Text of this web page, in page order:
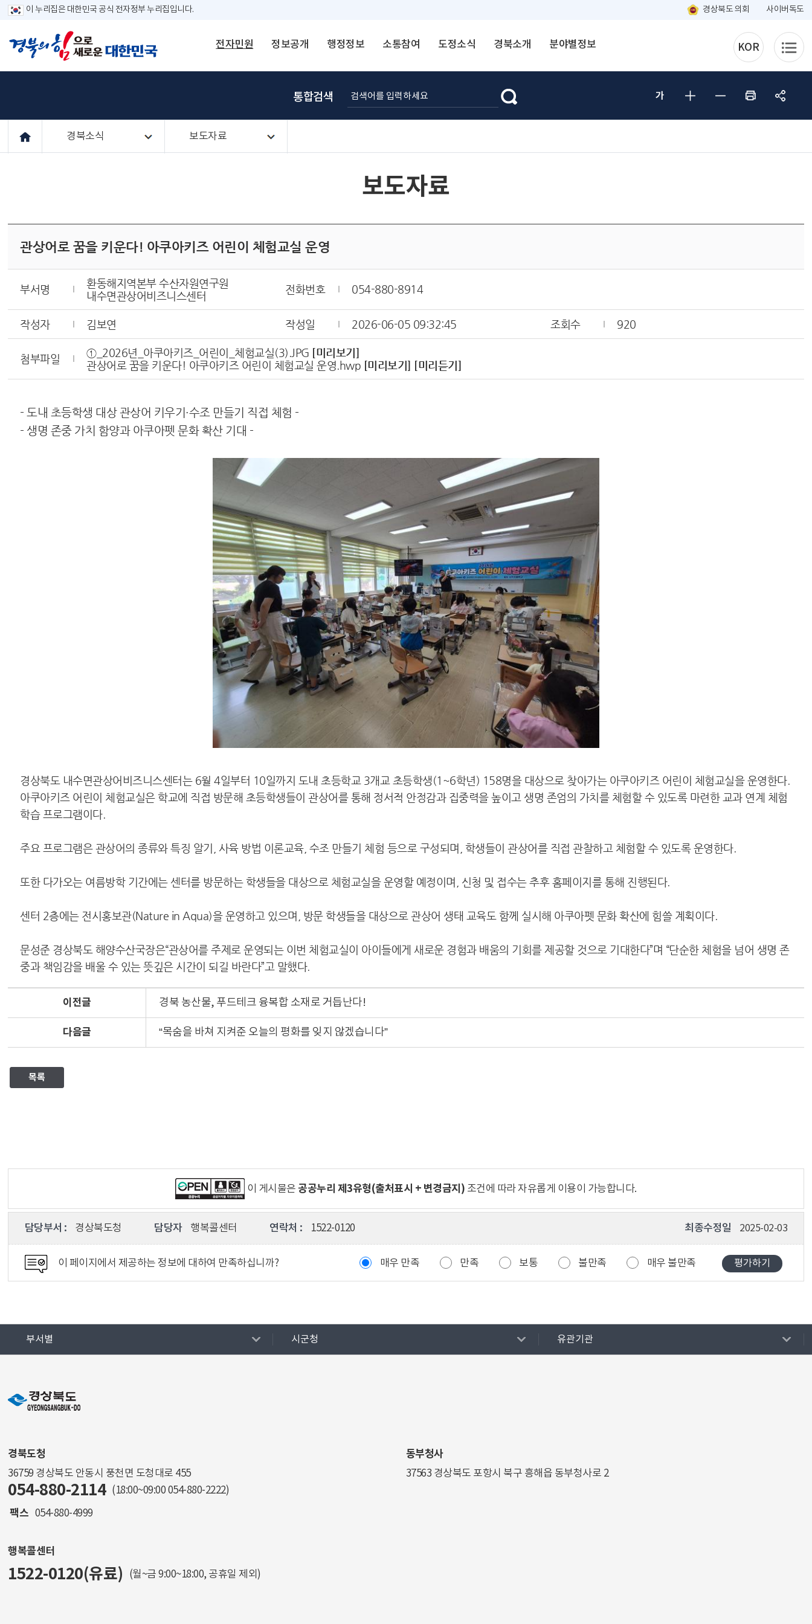
이 누리집은 대한민국 공식 전자정부 누리집입니다. 경상북도 의회 사이버독도
전자민원 정보공개 행정정보 소통참여 도정소식 경북소개 분야별정보 KOR
통합검색
경북소식 보도자료
보도자료
관상어로 꿈을 키운다! 아쿠아키즈 어린이 체험교실 운영
부서명
환동해지역본부 수산자원연구원
내수면관상어비즈니스센터
전화번호 054-880-8914
작성자 김보연 작성일 2026-06-05 09:32:45 조회수 920
첨부파일 ①_2026년_아쿠아키즈_어린이_체험교실(3).JPG [미리보기]
관상어로 꿈을 키운다! 아쿠아키즈 어린이 체험교실 운영.hwp [미리보기] [미리듣기]
- 도내 초등학생 대상 관상어 키우기·수조 만들기 직접 체험 -
- 생명 존중 가치 함양과 아쿠아펫 문화 확산 기대 -
경상북도 내수면관상어비즈니스센터는 6월 4일부터 10일까지 도내 초등학교 3개교 초등학생(1~6학년) 158명을 대상으로 찾아가는 아쿠아키즈 어린이 체험교실을 운영한다.
아쿠아키즈 어린이 체험교실은 학교에 직접 방문해 초등학생들이 관상어를 통해 정서적 안정감과 집중력을 높이고 생명 존엄의 가치를 체험할 수 있도록 마련한 교과 연계 체험
학습 프로그램이다.
주요 프로그램은 관상어의 종류와 특징 알기, 사육 방법 이론교육, 수조 만들기 체험 등으로 구성되며, 학생들이 관상어를 직접 관찰하고 체험할 수 있도록 운영한다.
또한 다가오는 여름방학 기간에는 센터를 방문하는 학생들을 대상으로 체험교실을 운영할 예정이며, 신청 및 접수는 추후 홈페이지를 통해 진행된다.
센터 2층에는 전시홍보관(Nature in Aqua)을 운영하고 있으며, 방문 학생들을 대상으로 관상어 생태 교육도 함께 실시해 아쿠아펫 문화 확산에 힘쓸 계획이다.
문성준 경상북도 해양수산국장은“관상어를 주제로 운영되는 이번 체험교실이 아이들에게 새로운 경험과 배움의 기회를 제공할 것으로 기대한다”며 “단순한 체험을 넘어 생명 존
중과 책임감을 배울 수 있는 뜻깊은 시간이 되길 바란다”고 말했다.
이전글 경북 농산물, 푸드테크 융복합 소재로 거듭난다!
다음글 “목숨을 바쳐 지켜준 오늘의 평화를 잊지 않겠습니다”
목록
이 게시물은 공공누리 제3유형(출처표시 + 변경금지) 조건에 따라 자유롭게 이용이 가능합니다.
담당부서 : 경상북도청 담당자 행복콜센터 연락처 : 1522-0120 최종수정일 2025-02-03
이 페이지에서 제공하는 정보에 대하여 만족하십니까? 매우 만족 만족 보통 불만족 매우 불만족
부서별 시군청 유관기관
경북도청
36759 경상북도 안동시 풍천면 도청대로 455
054-880-2114 (18:00~09:00 054-880-2222)
팩스 054-880-4999
동부청사
37563 경상북도 포항시 북구 흥해읍 동부청사로 2
행복콜센터
1522-0120(유료) (월~금 9:00~18:00, 공휴일 제외)